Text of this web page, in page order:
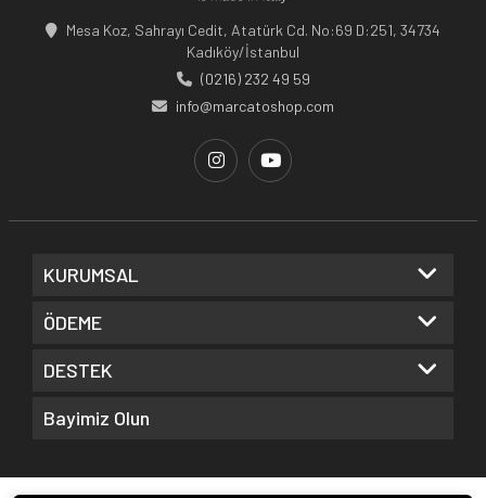
Mesa Koz, Sahrayı Cedit, Atatürk Cd. No:69 D:251, 34734
Kadıköy/İstanbul
(0216) 232 49 59
info@marcatoshop.com
KURUMSAL
ÖDEME
DESTEK
Bayimiz Olun